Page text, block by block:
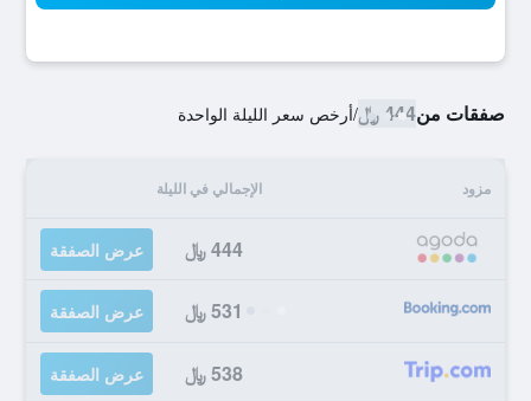
صفقات من444 ﷼ /أرخص سعر الليلة الواحدة
مزود الإجمالي في الليلة
444 ﷼ عرض الصفقة
531 ﷼ عرض الصفقة
538 ﷼ عرض الصفقة